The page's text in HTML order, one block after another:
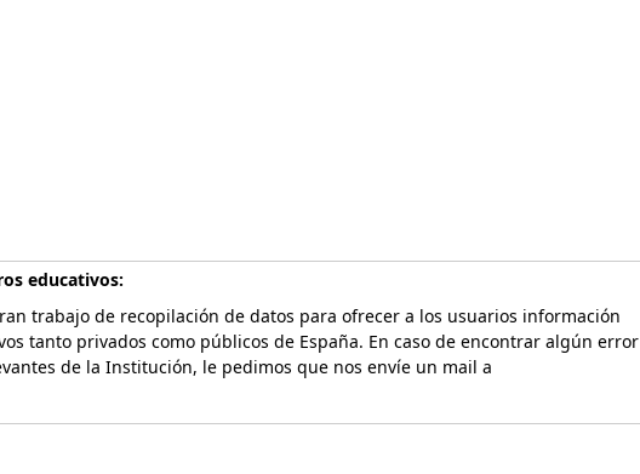
educativos:
trabajo de recopilación de datos para ofrecer a los usuarios información
tanto privados como públicos de España. En caso de encontrar algún error
de la Institución, le pedimos que nos envíe un mail a